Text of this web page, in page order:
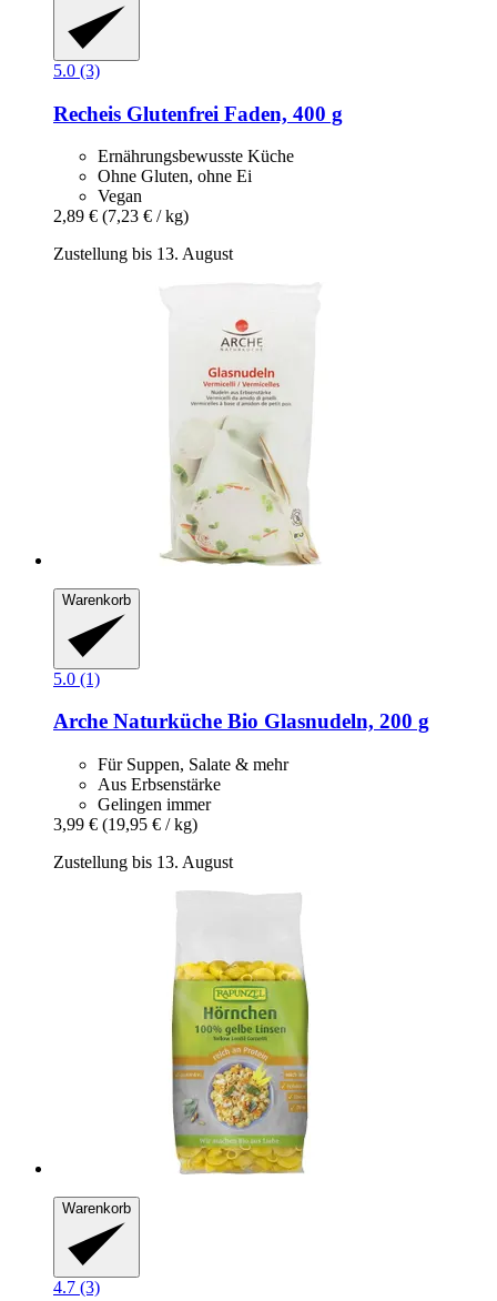
5.0 (3)
Recheis Glutenfrei Faden, 400 g
Ernährungsbewusste Küche
Ohne Gluten, ohne Ei
Vegan
2,89 € (7,23 € / kg)
Zustellung bis 13. August
Warenkorb
5.0 (1)
Arche Naturküche Bio Glasnudeln, 200 g
Für Suppen, Salate & mehr
Aus Erbsenstärke
Gelingen immer
3,99 € (19,95 € / kg)
Zustellung bis 13. August
Warenkorb
4.7 (3)